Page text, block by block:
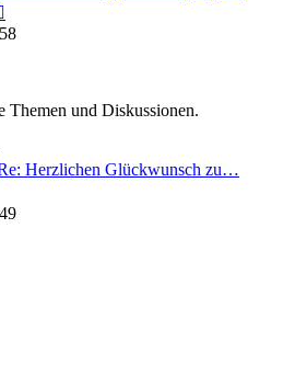
Beitrag
Themen und Diskussionen.
Herzlichen Glückwunsch zu…